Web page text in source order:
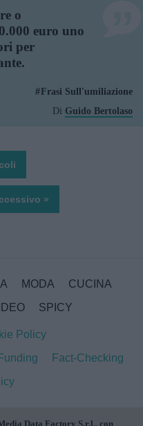
o
euro uno
per
Frasi Sull'umiliazione
Di Guido Bertolaso
»
MODA
CUCINA
SPICY
Policy
Fact-Checking
Data Factory S.r.l., con